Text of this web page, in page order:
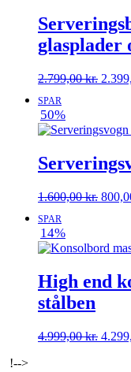
glasplader
2.799,00kr. Den
SPAR
50%
1.600,00kr. Den
SPAR
14%
High end
stålben
4.999,00kr. Den
!-->